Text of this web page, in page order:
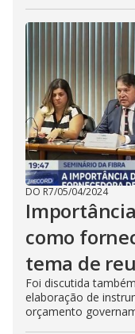
DO R7/05/04/2024
como
tema de
Foi discutida
elaboração de
orçamento